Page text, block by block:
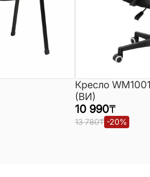
Кресло
(ВИ)
10 990₸
13 780₸ -20%